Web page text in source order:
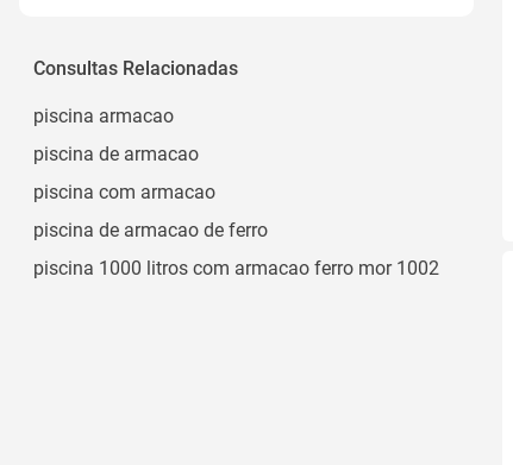
Redonda
Consultas Relacionadas
piscina armacao
piscina de armacao
piscina com armacao
piscina de armacao de ferro
piscina 1000 litros com armacao ferro mor 1002